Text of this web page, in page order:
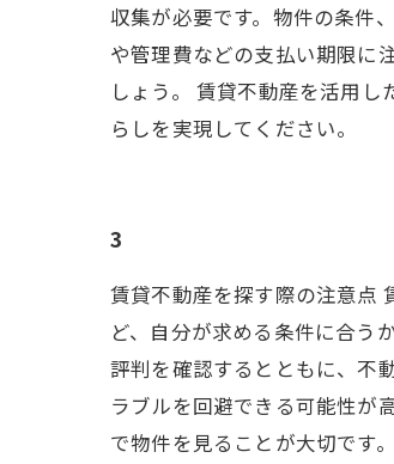
収集が必要です。物件の条件
や管理費などの支払い期限に
しょう。 賃貸不動産を活用
らしを実現してください。
3
賃貸不動産を探す際の注意点
ど、自分が求める条件に合う
評判を確認するとともに、不
ラブルを回避できる可能性が
で物件を見ることが大切です